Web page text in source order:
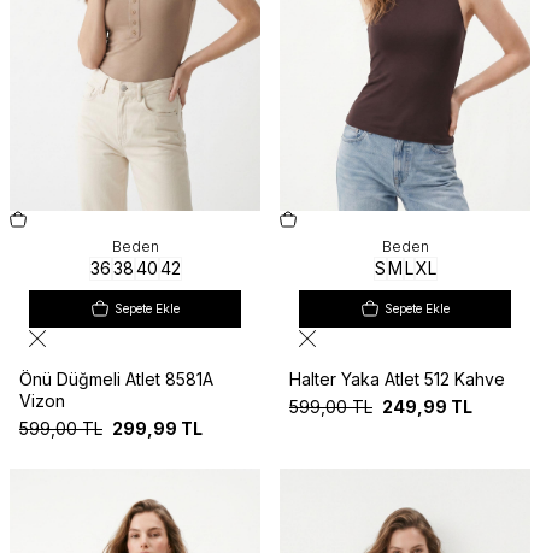
Beden
36384042
Sepete Ekle
Önü Düğmeli Atlet 8581A
Vizon
599,00TL 299,99 TL
Beden
SMLXL
Sepete Ekle
Halter Yaka Atlet 512 Kahve
599,00TL 249,99 TL